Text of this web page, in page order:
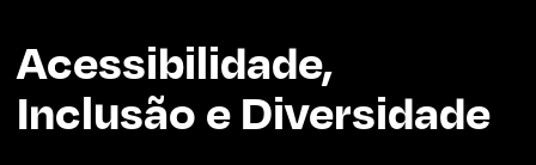
Acessibilidade,
Inclusão e Diversidade